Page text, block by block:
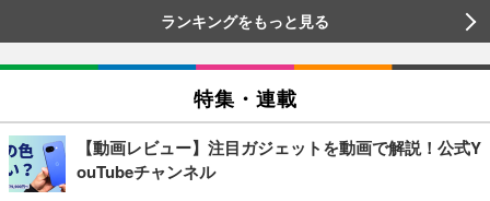
ランキングをもっと見る
特集・連載
【動画レビュー】注目ガジェットを動画で解説！公式Y
ouTubeチャンネル